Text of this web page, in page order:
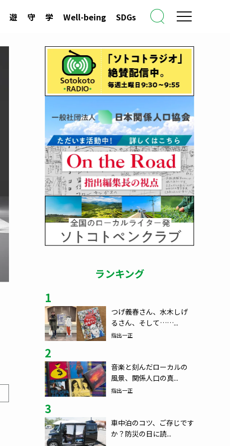
遊 守 学 Well-being SDGs
ランキング
1
つげ義春さん、水木しげ
るさん、そして……...
指出一正
2
音楽と刻んだローカルの
風景、関係人口の真...
指出一正
3
車中泊のコツ、ご存じです
か？防災の日に読...